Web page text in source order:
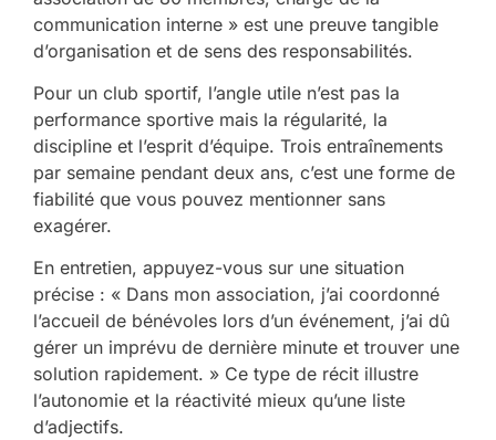
communication interne » est une preuve tangible
d’organisation et de sens des responsabilités.
Pour un club sportif, l’angle utile n’est pas la
performance sportive mais la régularité, la
discipline et l’esprit d’équipe. Trois entraînements
par semaine pendant deux ans, c’est une forme de
fiabilité que vous pouvez mentionner sans
exagérer.
En entretien, appuyez-vous sur une situation
précise : « Dans mon association, j’ai coordonné
l’accueil de bénévoles lors d’un événement, j’ai dû
gérer un imprévu de dernière minute et trouver une
solution rapidement. » Ce type de récit illustre
l’autonomie et la réactivité mieux qu’une liste
d’adjectifs.